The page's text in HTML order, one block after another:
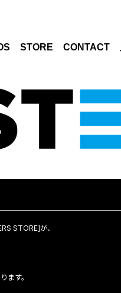
STORE CONTACT
STORE]が、
ます。